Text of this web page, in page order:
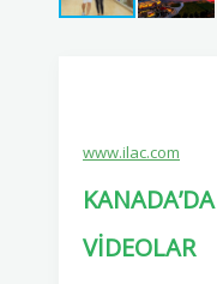
www.ilac.com
VİDEOLAR